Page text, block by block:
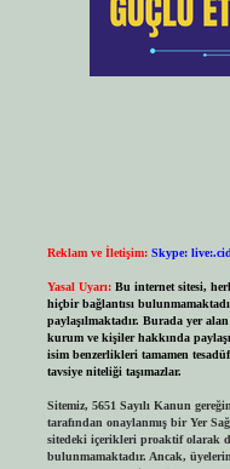
Reklam ve İletişim: Skype:
Yasal Uyarı: Bu internet sitesi,
hiçbir bağlantısı
paylaşılmaktadır. Burada yer
kurum ve kişiler hakkında
isim benzerlikleri tamamen
tavsiye niteliği taşımazlar.
Sitemiz, 5651 Sayılı Kanun
tarafından onaylanmış bir Yer
sitedeki içerikleri proaktif olarak
bulunmamaktadır. Ancak,